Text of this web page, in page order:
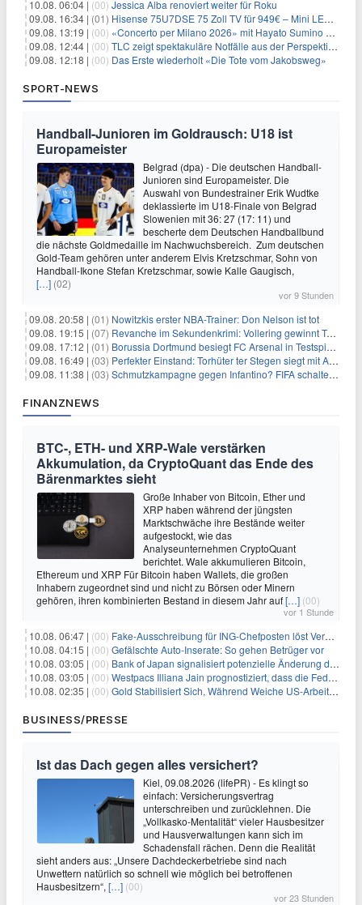
10.08. 06:04 | (00) Jessica Alba renoviert weiter für Roku
09.08. 16:34 | (01) Hisense 75U7DSE 75 Zoll TV für 949€ – Mini LED, 144Hz, 2026
09.08. 13:19 | (00) «Concerto per Milano 2026» mit Hayato Sumino kommt zu arte
09.08. 12:44 | (00) TLC zeigt spektakuläre Notfälle aus der Perspektive der Patienten
09.08. 12:18 | (00) Das Erste wiederholt «Die Tote vom Jakobsweg»
SPORT-NEWS
Handball-Junioren im Goldrausch: U18 ist
Europameister
Belgrad (dpa) - Die deutschen Handball-
Junioren sind Europameister. Die
Auswahl von Bundestrainer Erik Wudtke
deklassierte im U18-Finale von Belgrad
Slowenien mit 36: 27 (17: 11) und
bescherte dem Deutschen Handballbund
die nächste Goldmedaille im Nachwuchsbereich. Zum deutschen
Gold-Team gehören unter anderem Elvis Kretzschmar, Sohn von
Handball-Ikone Stefan Kretzschmar, sowie Kalle Gaugisch,
[…] (02)
vor 9 Stunden
09.08. 20:58 | (01) Nowitzkis erster NBA-Trainer: Don Nelson ist tot
09.08. 19:15 | (07) Revanche im Sekundenkrimi: Vollering gewinnt Tour
09.08. 17:12 | (01) Borussia Dortmund besiegt FC Arsenal in Testspiel mit 3:2
09.08. 16:49 | (03) Perfekter Einstand: Torhüter ter Stegen siegt mit Ajax
09.08. 11:38 | (03) Schmutzkampagne gegen Infantino? FIFA schaltet auf Angriff
FINANZNEWS
BTC-, ETH- und XRP-Wale verstärken
Akkumulation, da CryptoQuant das Ende des
Bärenmarktes sieht
Große Inhaber von Bitcoin, Ether und
XRP haben während der jüngsten
Marktschwäche ihre Bestände weiter
aufgestockt, wie das
Analyseunternehmen CryptoQuant
berichtet. Wale akkumulieren Bitcoin,
Ethereum und XRP Für Bitcoin haben Wallets, die großen
Inhabern zugeordnet sind und nicht zu Börsen oder Minern
gehören, ihren kombinierten Bestand in diesem Jahr auf[…] (00)
vor 1 Stunde
10.08. 06:47 | (00) Fake-Ausschreibung für ING-Chefposten löst Verwirrung aus
10.08. 04:15 | (00) Gefälschte Auto-Inserate: So gehen Betrüger vor
10.08. 03:05 | (00) Bank of Japan signalisiert potenzielle Änderung der Zinspolitik angesichts von Inflationsbedenken
10.08. 03:05 | (00) Westpacs Illiana Jain prognostiziert, dass die Fed die Zinssätze nach dem Arbeitsmarktbericht stabil halten wird
10.08. 02:35 | (00) Gold Stabilisiert Sich, Während Weiche US-Arbeitsmarktdaten Zinsängste Lindern
BUSINESS/PRESSE
Ist das Dach gegen alles versichert?
Kiel, 09.08.2026 (lifePR) - Es klingt so
einfach: Versicherungsvertrag
unterschreiben und zurücklehnen. Die
„Vollkasko-Mentalität“ vieler Hausbesitzer
und Hausverwaltungen kann sich im
Schadensfall rächen. Denn die Realität
sieht anders aus: „Unsere Dachdeckerbetriebe sind nach
Unwettern natürlich so schnell wie möglich bei betroffenen
Hausbesitzern“, […] (00)
vor 23 Stunden